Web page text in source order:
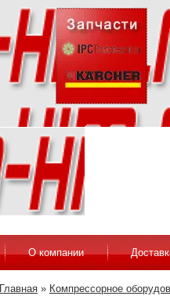
О компании
Главная » Компрессорное